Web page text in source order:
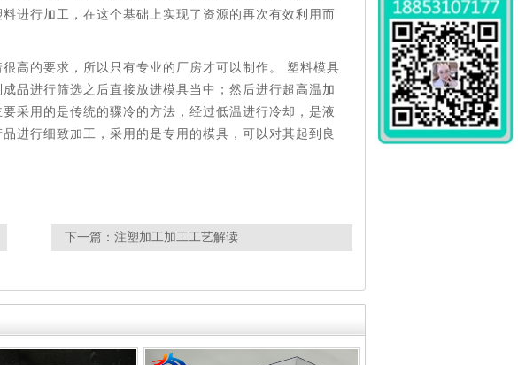
进行加工，在这个基础上实现了资源的再次有效利用而
高的要求，所以只有专业的厂房才可以制作。 塑料模具
品进行筛选之后直接放进模具当中；然后进行超高温加
采用的是传统的骤冷的方法，经过低温进行冷却，是液
进行细致加工，采用的是专用的模具，可以对其起到良
下一篇： 注塑加工加工工艺解读